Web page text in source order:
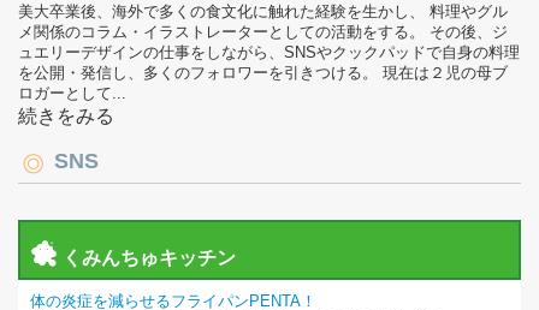
美大卒業後、海外で多くの食文化に触れた経験を生かし、 料理やグル
メ関係のコラム・イラストレーターとしての活動をする。 その後、ジ
ュエリーデザインの仕事をしながら、SNSやクックパッドで自身の料理
を公開・発信し、多くのフォロワーを引きつける。 現在は２児の母ブ
ロガーとして...
続きをみる
SNS
くみんちゅキッチン
体の炎症を減らせるフライパンPENTA！